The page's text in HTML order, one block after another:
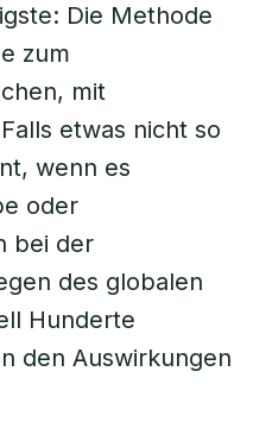
Die Methode
zum
mit
etwas nicht so
wenn es
oder
bei der
des globalen
Hunderte
den Auswirkungen